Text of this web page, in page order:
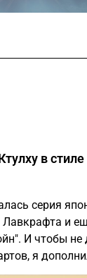
в стиле
серия
и
И чтобы не
я